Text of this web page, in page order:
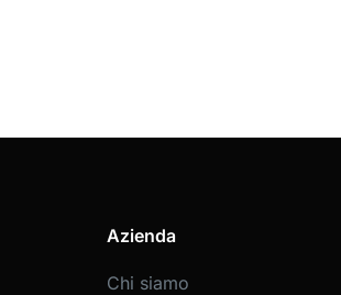
Azienda
Chi siamo